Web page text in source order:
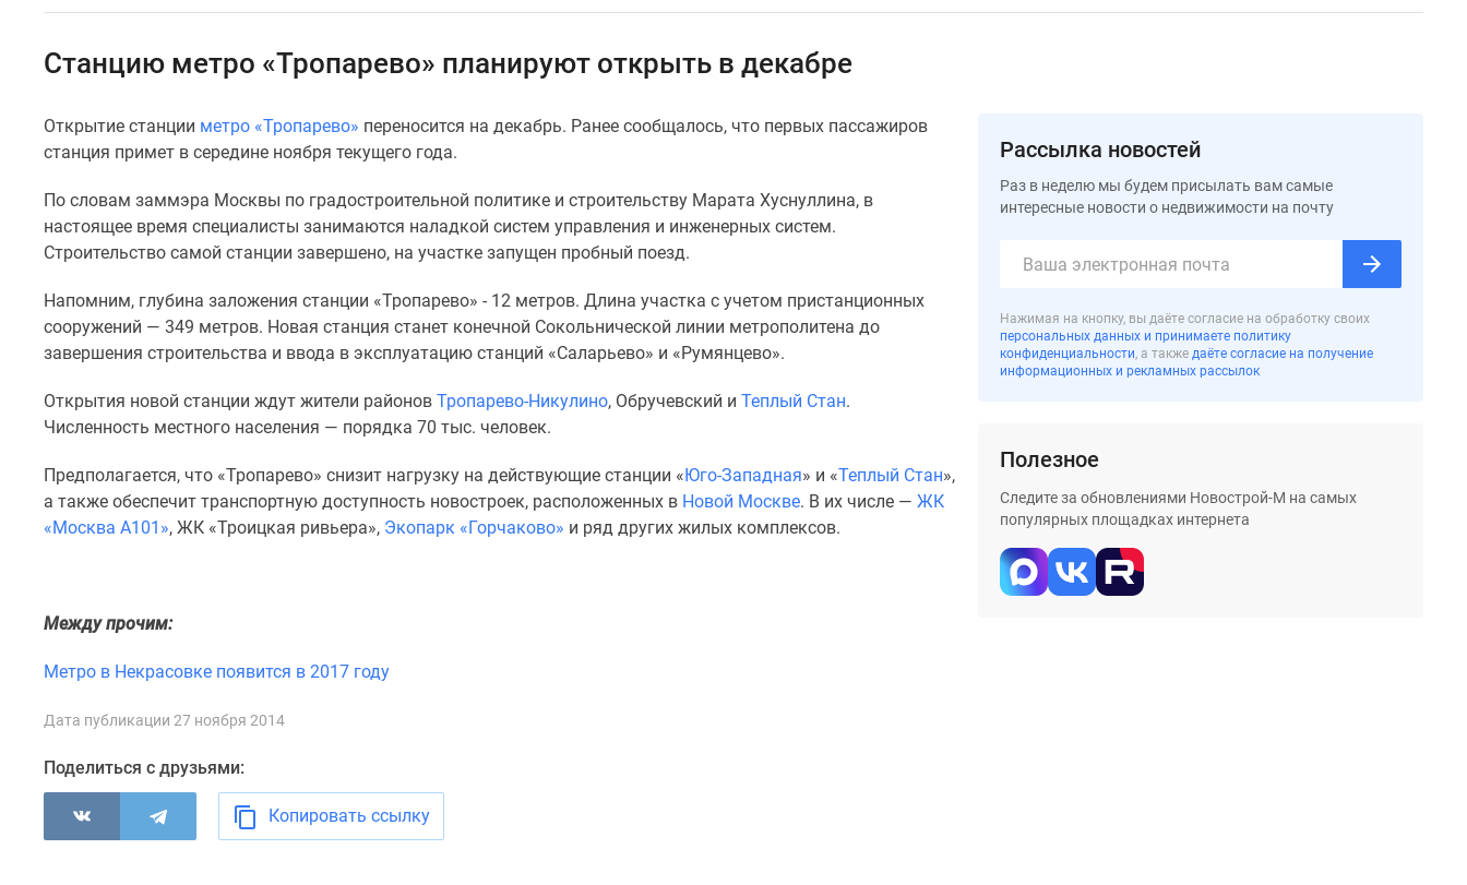
помещения
застройщики
Панорамы
Видеообзор
новостроек
Москвы
Подмосковья
комнатные
комнатные
Квартиры
Семейная
Военная
программы
Станцию метро «Тропарево» планируют открыть в декабре
Открытие станции метро «Тропарево» переносится на декабрь. Ранее сообщалось, что первых пассажиров
станция примет в середине ноября текущего года.
По словам заммэра Москвы по градостроительной политике и строительству Марата Хуснуллина, в
настоящее время специалисты занимаются наладкой систем управления и инженерных систем.
Строительство самой станции завершено, на участке запущен пробный поезд.
Напомним, глубина заложения станции «Тропарево» - 12 метров. Длина участка с учетом пристанционных
сооружений — 349 метров. Новая станция станет конечной Сокольнической линии метрополитена до
завершения строительства и ввода в эксплуатацию станций «Саларьево» и «Румянцево».
Открытия новой станции ждут жители районов Тропарево-Никулино, Обручевский и Теплый Стан.
Численность местного населения — порядка 70 тыс. человек.
Предполагается, что «Тропарево» снизит нагрузку на действующие станции «Юго-Западная» и «Теплый Стан»,
а также обеспечит транспортную доступность новостроек, расположенных в Новой Москве. В их числе — ЖК
«Москва А101», ЖК «Троицкая ривьера», Экопарк «Горчаково» и ряд других жилых комплексов.
Между прочим:
Метро в Некрасовке появится в 2017 году
Дата публикации 27 ноября 2014
Поделиться с друзьями:
Копировать ссылку
Рассылка новостей
Раз в неделю мы будем присылать вам самые
интересные новости о недвижимости на почту
Нажимая на кнопку, вы даёте согласие на обработку своих
персональных данных и принимаете политику
конфиденциальности, а также даёте согласие на получение
информационных и рекламных рассылок
Полезное
Следите за обновлениями Новострой-М на самых
популярных площадках интернета